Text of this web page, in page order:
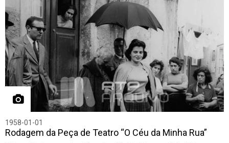
1958-01-01
Rodagem da Peça de Teatro “O Céu da Minha Rua”